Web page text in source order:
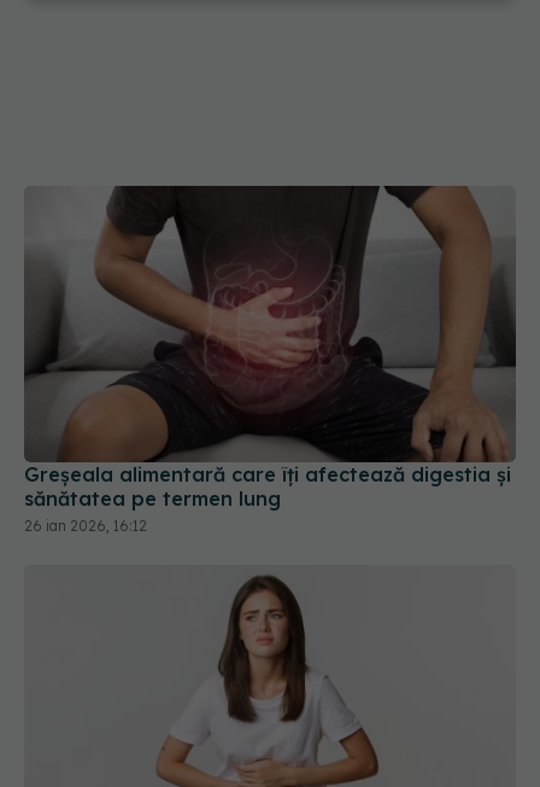
Greșeala alimentară care îți afectează digestia și
sănătatea pe termen lung
26 ian 2026, 16:12